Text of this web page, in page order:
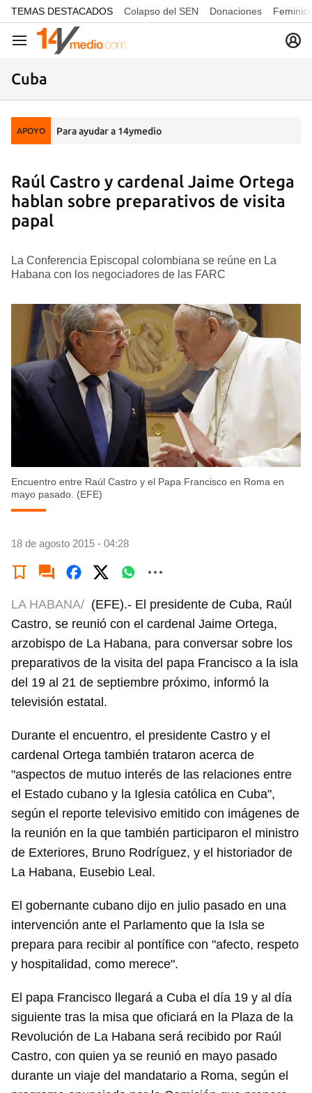
common.go-to-content
TEMAS DESTACADOS Colapso del SEN Donaciones
Navegación
Cuba
APOYO Para ayudar a 14ymedio
Raúl Castro y cardenal Jaime Ortega
hablan sobre preparativos de visita
papal
La Conferencia Episcopal colombiana se reúne en La
Habana con los negociadores de las FARC
Encuentro entre Raúl Castro y el Papa Francisco en Roma en
mayo pasado. (EFE)
18 de agosto 2015 - 04:28
LA HABANA/ (EFE).- El presidente de Cuba, Raúl
Castro, se reunió con el cardenal Jaime Ortega,
arzobispo de La Habana, para conversar sobre los
preparativos de la visita del papa Francisco a la isla
del 19 al 21 de septiembre próximo, informó la
televisión estatal.
Durante el encuentro, el presidente Castro y el
cardenal Ortega también trataron acerca de
"aspectos de mutuo interés de las relaciones entre
el Estado cubano y la Iglesia católica en Cuba",
según el reporte televisivo emitido con imágenes de
la reunión en la que también participaron el ministro
de Exteriores, Bruno Rodríguez, y el historiador de
La Habana, Eusebio Leal.
El gobernante cubano dijo en julio pasado en una
intervención ante el Parlamento que la Isla se
prepara para recibir al pontífice con "afecto, respeto
y hospitalidad, como merece".
El papa Francisco llegará a Cuba el día 19 y al día
siguiente tras la misa que oficiará en la Plaza de la
Revolución de La Habana será recibido por Raúl
Castro, con quien ya se reunió en mayo pasado
durante un viaje del mandatario a Roma, según el